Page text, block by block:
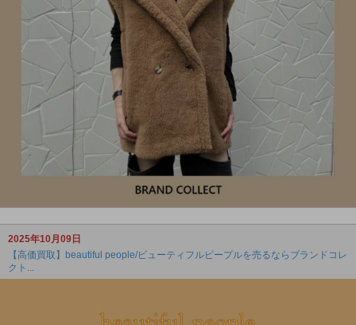
2025年10月09日
【高価買取】beautiful people/ビューティフルピープルを売るならブランドコレ
クト...